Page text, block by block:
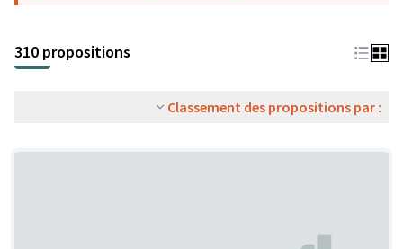
310 propositions
Classement des propositions par :